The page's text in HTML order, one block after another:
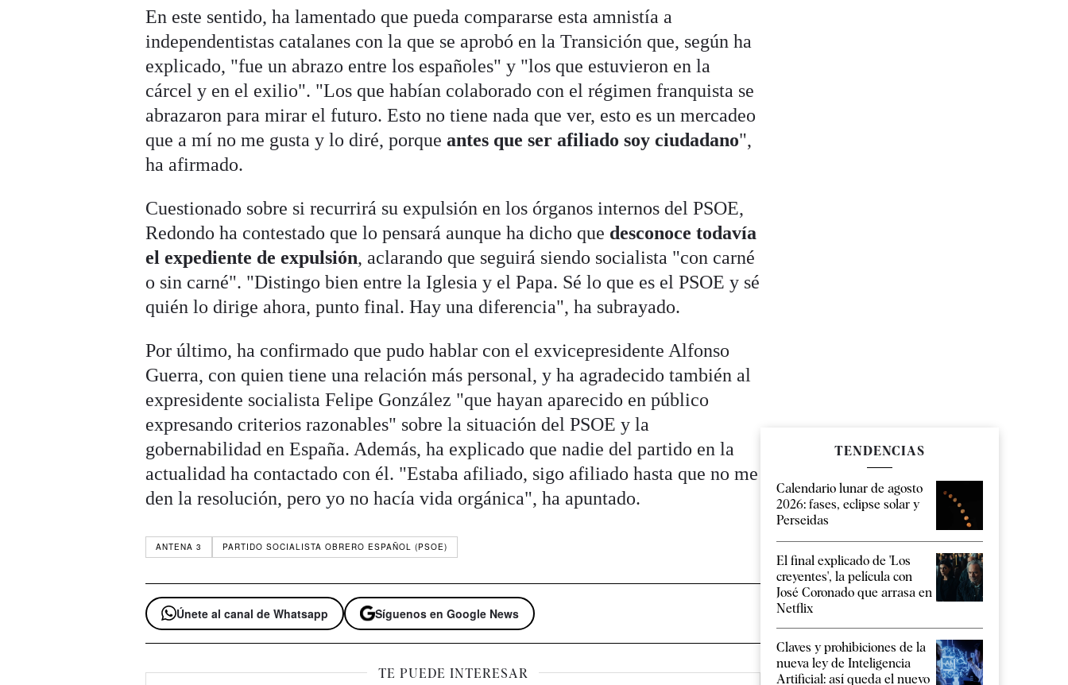
En este sentido, ha lamentado que pueda compararse esta amnistía a
independentistas catalanes con la que se aprobó en la Transición que, según ha
explicado, "fue un abrazo entre los españoles" y "los que estuvieron en la
cárcel y en el exilio". "Los que habían colaborado con el régimen franquista se
abrazaron para mirar el futuro. Esto no tiene nada que ver, esto es un mercadeo
que a mí no me gusta y lo diré, porque antes que ser afiliado soy ciudadano",
ha afirmado.
Cuestionado sobre si recurrirá su expulsión en los órganos internos del PSOE,
Redondo ha contestado que lo pensará aunque ha dicho que desconoce todavía
el expediente de expulsión, aclarando que seguirá siendo socialista "con carné
o sin carné". "Distingo bien entre la Iglesia y el Papa. Sé lo que es el PSOE y sé
quién lo dirige ahora, punto final. Hay una diferencia", ha subrayado.
Por último, ha confirmado que pudo hablar con el exvicepresidente Alfonso
Guerra, con quien tiene una relación más personal, y ha agradecido también al
expresidente socialista Felipe González "que hayan aparecido en público
expresando criterios razonables" sobre la situación del PSOE y la
gobernabilidad en España. Además, ha explicado que nadie del partido en la
actualidad ha contactado con él. "Estaba afiliado, sigo afiliado hasta que no me
den la resolución, pero yo no hacía vida orgánica", ha apuntado.
ANTENA 3 PARTIDO SOCIALISTA OBRERO ESPAÑOL (PSOE)
Únete al canal de Whatsapp Síguenos en Google News
TE PUEDE INTERESAR
TENDENCIAS
Calendario lunar de agosto
2026: fases, eclipse solar y
Perseidas
El final explicado de 'Los
creyentes', la película con
José Coronado que arrasa en
Netflix
Claves y prohibiciones de la
nueva ley de Inteligencia
Artificial: así queda el nuevo